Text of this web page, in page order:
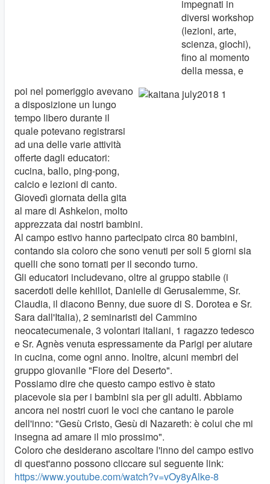
impegnati in
diversi workshop
(lezioni, arte,
scienza, giochi),
fino al momento
della messa, e
poi nel pomeriggio avevano
a disposizione un lungo
tempo libero durante il
quale potevano registrarsi
ad una delle varie attività
offerte dagli educatori:
cucina, ballo, ping-pong,
calcio e lezioni di canto.
Giovedì giornata della gita
al mare di Ashkelon, molto
apprezzata dai nostri bambini.
Al campo estivo hanno partecipato circa 80 bambini,
contando sia coloro che sono venuti per soli 5 giorni sia
quelli che sono tornati per il secondo turno.
Gli educatori includevano, oltre al gruppo stabile (i
sacerdoti delle kehillot, Danielle di Gerusalemme, Sr.
Claudia, il diacono Benny, due suore di S. Dorotea e Sr.
Sara dall'Italia), 2 seminaristi del Cammino
neocatecumenale, 3 volontari italiani, 1 ragazzo tedesco
e Sr. Agnès venuta espressamente da Parigi per aiutare
in cucina, come ogni anno. Inoltre, alcuni membri del
gruppo giovanile "Fiore del Deserto".
Possiamo dire che questo campo estivo è stato
piacevole sia per i bambini sia per gli adulti. Abbiamo
ancora nei nostri cuori le voci che cantano le parole
dell'inno: "Gesù Cristo, Gesù di Nazareth: è colui che mi
insegna ad amare il mio prossimo".
Coloro che desiderano ascoltare l'inno del campo estivo
di quest'anno possono cliccare sul seguente link:
https://www.youtube.com/watch?v=vOy8yAlke-8